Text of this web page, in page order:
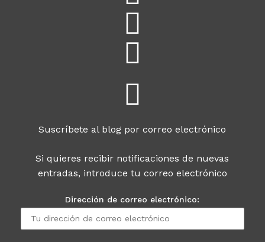
Suscríbete al blog por correo electrónico
Si quieres recibir notificaciones de nuevas
entradas, introduce tu correo electrónico
Dirección de correo electrónico: